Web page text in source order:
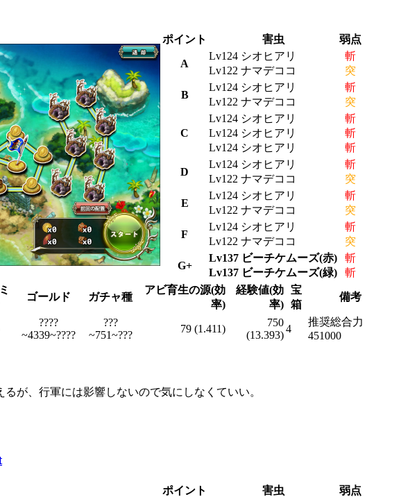
ポイント 害虫 弱点
A
Lv124 シオヒアリ
Lv122 ナマデココ
斬
突
B
Lv124 シオヒアリ
Lv122 ナマデココ
斬
突
C
Lv124 シオヒアリ
Lv124 シオヒアリ
Lv124 シオヒアリ
斬
斬
斬
D
Lv124 シオヒアリ
Lv122 ナマデココ
斬
突
E
Lv124 シオヒアリ
Lv122 ナマデココ
斬
突
F
Lv124 シオヒアリ
Lv122 ナマデココ
斬
突
G+
Lv137 ビーチケムーズ(赤)
Lv137 ビーチケムーズ(緑)
斬
斬
ゴールド ガチャ種
アビ育生の源(効
率)
経験値(効
率)
宝
箱
備考
????
~4339~????
???
~751~???
79 (1.411)
750
(13.393)
4
推奨総合力
451000
が、行軍には影響しないので気にしなくていい。
ポイント 害虫 弱点